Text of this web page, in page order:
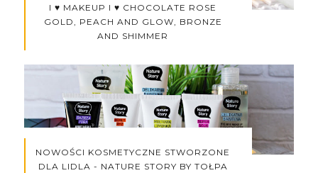
I ♥ MAKEUP I ♥ CHOCOLATE ROSE
GOLD, PEACH AND GLOW, BRONZE
AND SHIMMER
NOWOŚCI KOSMETYCZNE STWORZONE
DLA LIDLA - NATURE STORY BY TOŁPA